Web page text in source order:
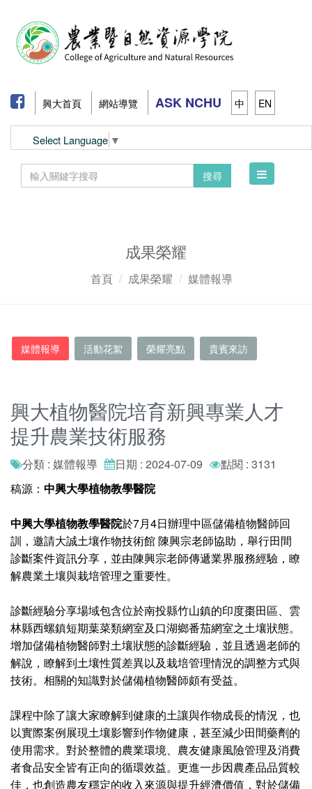
興大首頁 網站導覽 ASK NCHU 中 EN
Select Language ▼
搜尋
Toggle
成果榮耀
首頁 成果榮耀 媒體報導
媒體報導 活動花絮 榮耀亮點 貴賓來訪
興大植物醫院培育新興專業人才
提升農業技術服務
分類 : 媒體報導 日期 : 2024-07-09
點閱 : 3131
稿源： 中興大學植物教學醫院
中興大學植物教學醫院於7月4日辦理中區儲備植物醫師回
訓，邀請大誠土壤作物技術館 陳興宗老師協助，舉行田間
診斷案件資訊分享，並由陳興宗老師傳遞業界服務經驗，瞭
解農業土壤與栽培管理之重要性。
診斷經驗分享場域包含位於南投縣竹山鎮的印度棗田區、雲
林縣西螺鎮短期葉菜類網室及口湖鄉番茄網室之土壤狀態。
增加儲備植物醫師對土壤狀態的診斷經驗，並且透過老師的
解說，瞭解到土壤性質差異以及栽培管理情況的調整方式與
技術。相關的知識對於儲備植物醫師頗有受益。
課程中除了讓大家瞭解到健康的土讓與作物成長的情況，也
以實際案例展現土壤影響到作物健康，甚至減少田間藥劑的
使用需求。對於整體的農業環境、農友健康風險管理及消費
者食品安全皆有正向的循環效益。更進一步因農產品品質較
佳，也創造農友穩定的收入來源與提升經濟價值，對於儲備